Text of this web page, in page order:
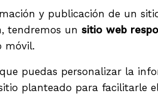
y publicación de un
tendremos un sitio web
móvil.
puedas personalizar la
planteado para facilitarle